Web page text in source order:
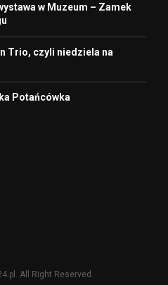
w Muzeum – Zamek
Trio, czyli niedziela na
Potańcówka
All Right Reserved.